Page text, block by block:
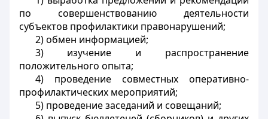
по совершенствованию деятельности
субъектов профилактики правонарушений;
2) обмен информацией;
3) изучение и распространение
положительного опыта;
4) проведение совместных оперативно-
профилактических мероприятий;
5) проведение заседаний и совещаний;